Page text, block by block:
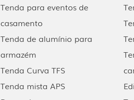
Tenda para eventos de
casamento
Tenda de alumínio para
armazém
Tenda Curva TFS
Tenda mista APS